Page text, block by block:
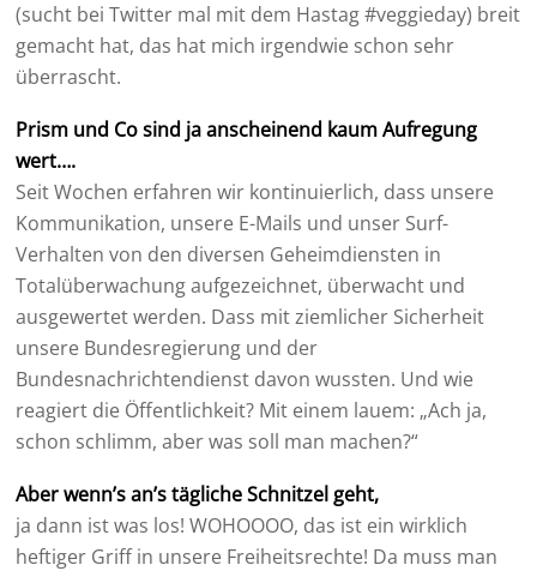
(sucht bei Twitter mal mit dem Hastag #veggieday) breit
gemacht hat, das hat mich irgendwie schon sehr
überrascht.
Prism und Co sind ja anscheinend kaum Aufregung
wert….
Seit Wochen erfahren wir kontinuierlich, dass unsere
Kommunikation, unsere E-Mails und unser Surf-
Verhalten von den diversen Geheimdiensten in
Totalüberwachung aufgezeichnet, überwacht und
ausgewertet werden. Dass mit ziemlicher Sicherheit
unsere Bundesregierung und der
Bundesnachrichtendienst davon wussten. Und wie
reagiert die Öffentlichkeit? Mit einem lauem: „Ach ja,
schon schlimm, aber was soll man machen?“
Aber wenn’s an’s tägliche Schnitzel geht,
ja dann ist was los! WOHOOOO, das ist ein wirklich
heftiger Griff in unsere Freiheitsrechte! Da muss man